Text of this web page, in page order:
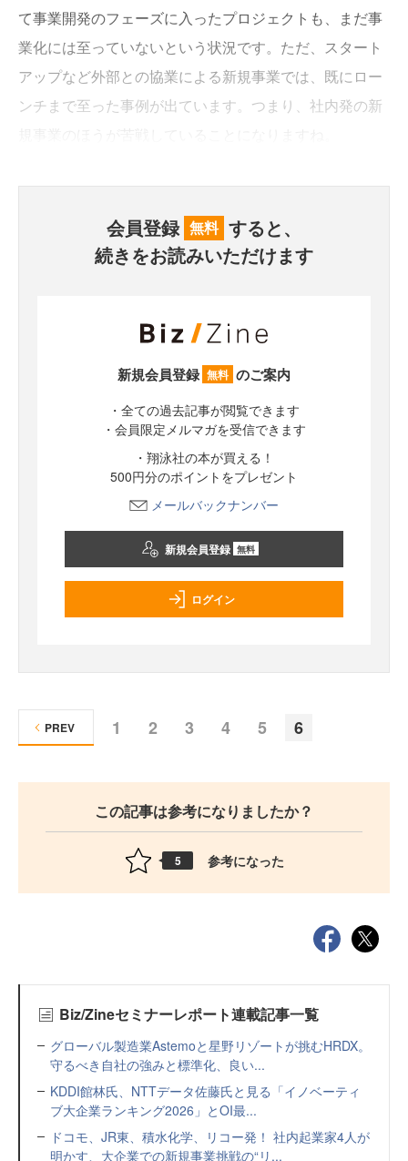
て事業開発のフェーズに入ったプロジェクトも、まだ事
業化には至っていないという状況です。ただ、スタート
アップなど外部との協業による新規事業では、既にロー
ンチまで至った事例が出ています。つまり、社内発の新
会員登録 無料 すると、
続きをお読みいただけます
新規会員登録 無料 のご案内
・全ての過去記事が閲覧できます
・会員限定メルマガを受信できます
・翔泳社の本が買える！
500円分のポイントをプレゼント
メールバックナンバー
新規会員登録 無料
ログイン
1 2 3 4 5 6
PREV
この記事は参考になりましたか？
5 参考になった
Biz/Zineセミナーレポート連載記事一覧
グローバル製造業Astemoと星野リゾートが挑むHRDX。
守るべき自社の強みと標準化、良い...
KDDI館林氏、NTTデータ佐藤氏と見る「イノベーティ
ブ大企業ランキング2026」とOI最...
ドコモ、JR東、積水化学、リコー発！ 社内起業家4人が
明かす、大企業での新規事業挑戦の“リ...